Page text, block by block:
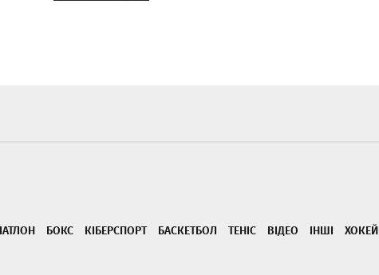
БОКС КІБЕРСПОРТ БАСКЕТБОЛ ТЕНІС ВІДЕО ІНШІ ХОКЕЙ